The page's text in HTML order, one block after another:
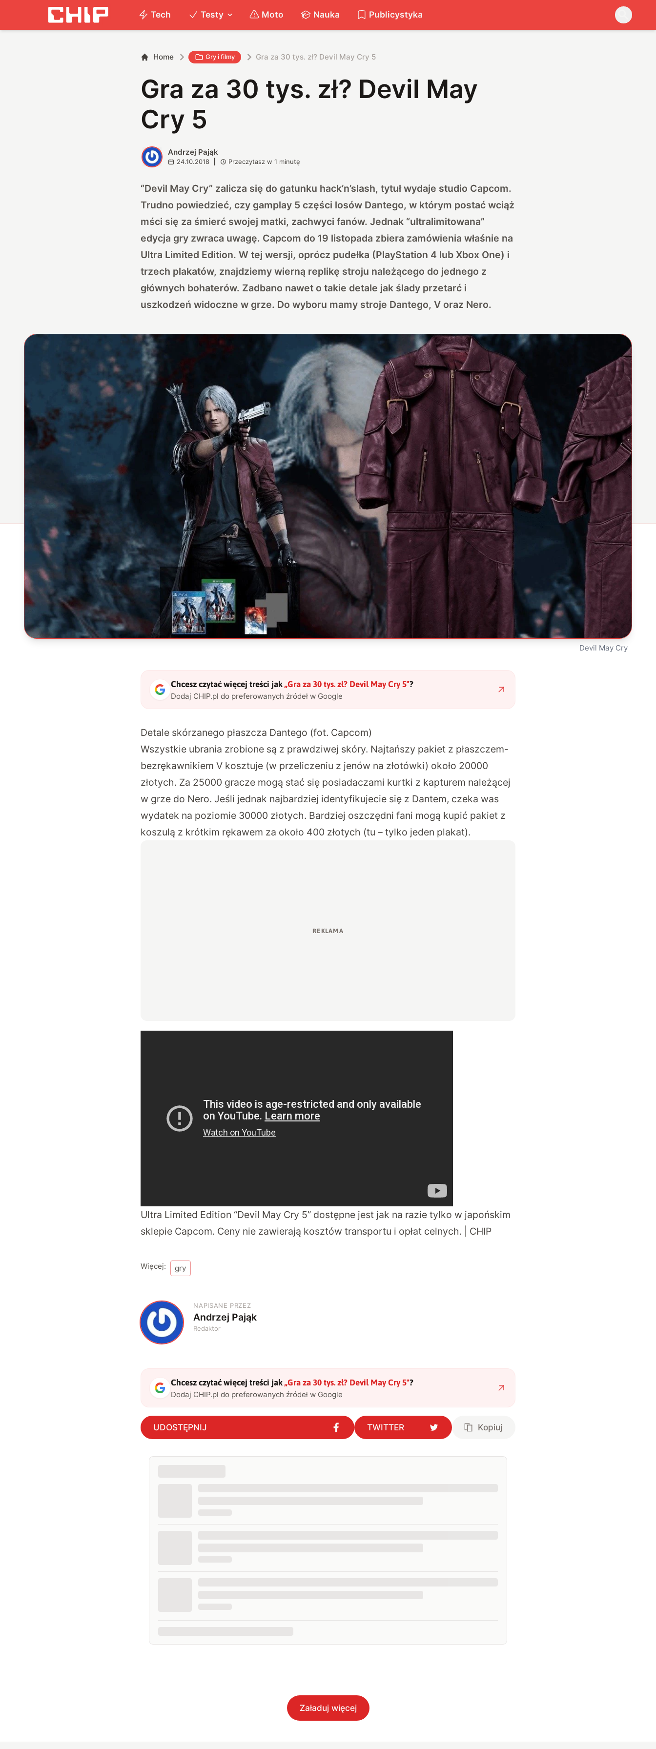
Tech Testy Moto Nauka Publicystyka
Home Gry i filmy Gra za 30 tys. zł? Devil May Cry 5
Gra za 30 tys. zł? Devil May
Cry 5
A Andrzej Pająk
24.10.2018 Przeczytasz w1 minutę
“Devil May Cry” zalicza się do gatunku hack’n’slash, tytuł wydaje studio Capcom.
Trudno powiedzieć, czy gamplay 5 części losów Dantego, w którym postać wciąż
mści się za śmierć swojej matki, zachwyci fanów. Jednak “ultralimitowana”
edycja gry zwraca uwagę. Capcom do 19 listopada zbiera zamówienia właśnie na
Ultra Limited Edition. W tej wersji, oprócz pudełka (PlayStation 4 lub Xbox One) i
trzech plakatów, znajdziemy wierną replikę stroju należącego do jednego z
głównych bohaterów. Zadbano nawet o takie detale jak ślady przetarć i
uszkodzeń widoczne w grze. Do wyboru mamy stroje Dantego, V oraz Nero.
Devil May Cry
Chcesz czytać więcej treści jak „Gra za 30 tys. zł? Devil May Cry 5"?
Dodaj CHIP.pl do preferowanych źródeł w Google
Detale skórzanego płaszcza Dantego (fot. Capcom)
Wszystkie ubrania zrobione są z prawdziwej skóry. Najtańszy pakiet z płaszczem-
bezrękawnikiem V kosztuje (w przeliczeniu z jenów na złotówki) około 20000
złotych. Za 25000 gracze mogą stać się posiadaczami kurtki z kapturem należącej
w grze do Nero. Jeśli jednak najbardziej identyfikujecie się z Dantem, czeka was
wydatek na poziomie 30000 złotych. Bardziej oszczędni fani mogą kupić pakiet z
koszulą z krótkim rękawem za około 400 złotych (tu – tylko jeden plakat).
Ultra Limited Edition “Devil May Cry 5” dostępne jest jak na razie tylko w japońskim
sklepie Capcom. Ceny nie zawierają kosztów transportu i opłat celnych. | CHIP
Więcej: gry
A
NAPISANE PRZEZ
Andrzej Pająk
Redaktor
Chcesz czytać więcej treści jak „Gra za 30 tys. zł? Devil May Cry 5"?
Dodaj CHIP.pl do preferowanych źródeł w Google
UDOSTĘPNIJ TWITTER Kopiuj
Załaduj więcej